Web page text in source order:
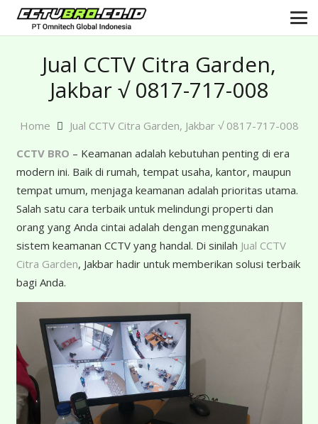
Jual CCTV Citra Garden,
Jakbar √ 0817-717-008
Home
Jual CCTV Citra Garden, Jakbar √ 0817-717-008
CCTV BRO – Keamanan adalah kebutuhan penting di era
modern ini. Baik di rumah, tempat usaha, kantor, maupun
tempat umum, menjaga keamanan adalah prioritas utama.
Salah satu cara terbaik untuk melindungi properti dan
orang yang Anda cintai adalah dengan menggunakan
sistem keamanan CCTV yang handal. Di sinilah Jual CCTV
Citra Garden, Jakbar hadir untuk memberikan solusi terbaik
bagi Anda.